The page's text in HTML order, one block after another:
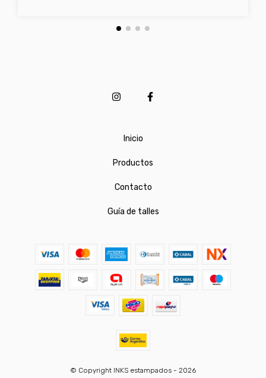
Inicio
Productos
Contacto
Guía de talles
© Copyright INKS estampados - 2026